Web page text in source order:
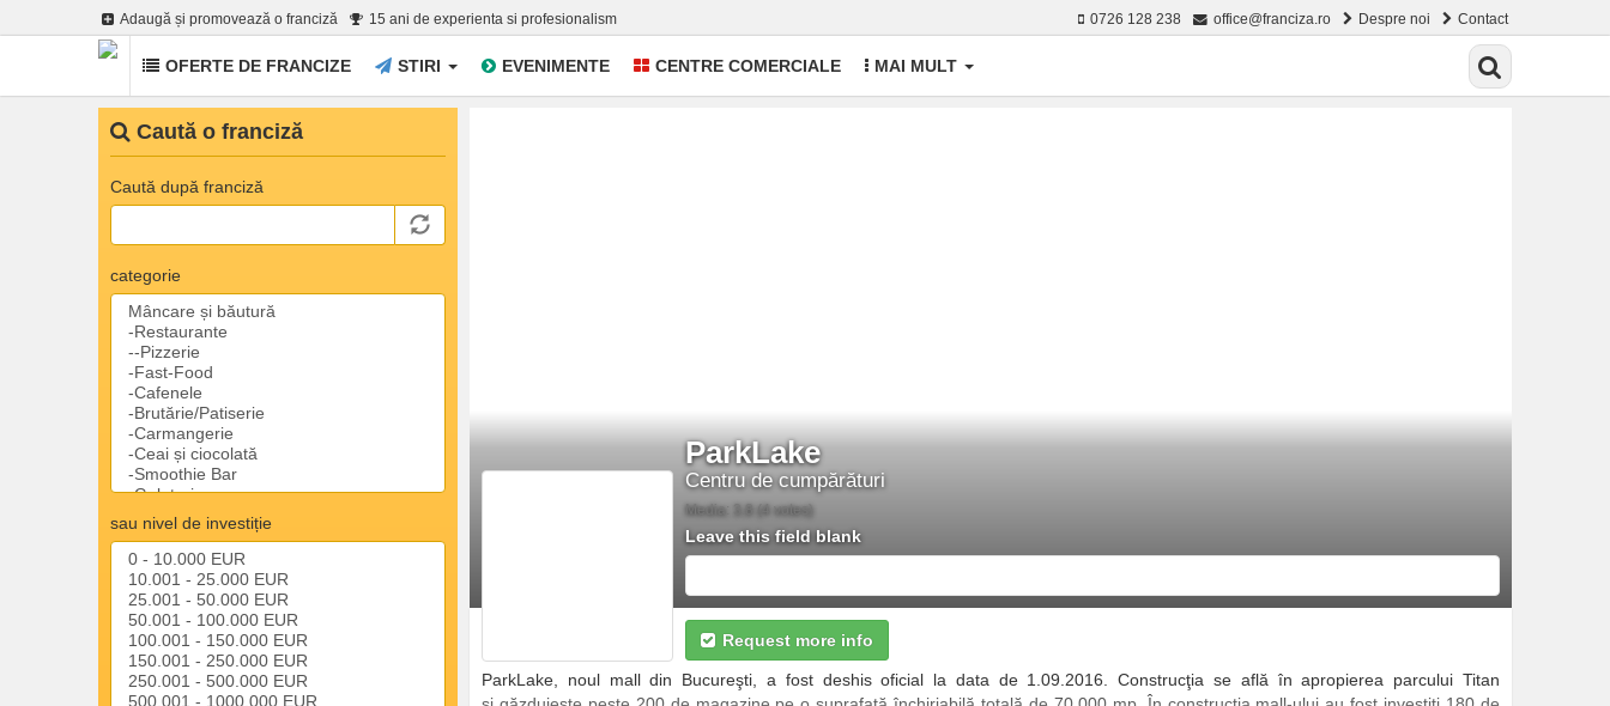
Adaugă și promovează o franciză 15 ani de experienta si profesionalism 0726 128 238 office@franciza.ro Despre noi Contact
OFERTE DE FRANCIZE STIRI EVENIMENTE CENTRE COMERCIALE MAI MULT
ParkLake
Centru de cumpărături
Media: (4 votes)
Leave this field blank
Request more info
ParkLake, noul mall din Bucureşti, a fost deshis oficial la data de 1.09.2016. Construcţia se află în apropierea parcului Titan
Caută o franciză
Caută după franciză
categorie
sau nivel de investiție